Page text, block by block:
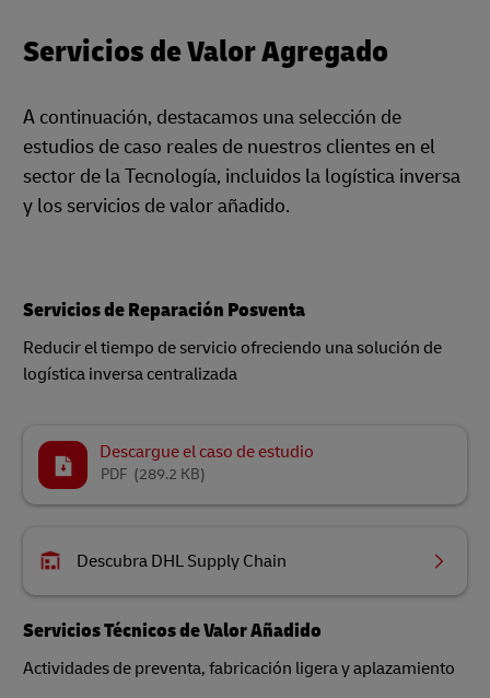
Servicios de Valor Agregado
A continuación, destacamos una selección de
estudios de caso reales de nuestros clientes en el
sector de la Tecnología, incluidos la logística inversa
y los servicios de valor añadido.
Servicios de Reparación Posventa
Reducir el tiempo de servicio ofreciendo una solución de
logística inversa centralizada
Descargue el caso de estudio
(289.2 KB)
PDF
Descubra DHL Supply Chain
Servicios Técnicos de Valor Añadido
Actividades de preventa, fabricación ligera y aplazamiento